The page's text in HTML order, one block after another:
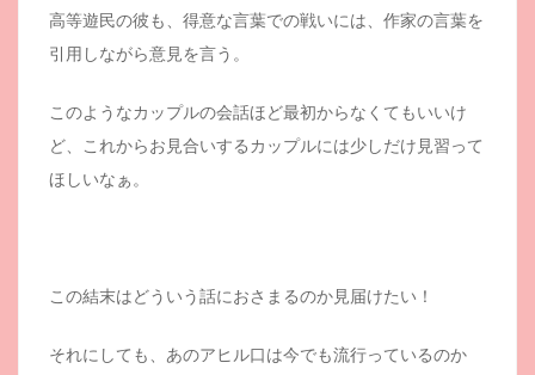
高等遊民の彼も、得意な言葉での戦いには、作家の言葉を
引用しながら意見を言う。
このようなカップルの会話ほど最初からなくてもいいけ
ど、これからお見合いするカップルには少しだけ見習って
ほしいなぁ。
この結末はどういう話におさまるのか見届けたい！
それにしても、あのアヒル口は今でも流行っているのか